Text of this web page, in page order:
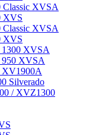
Classic XVSA
XVS
Classic XVSA
XVS
1300 XVSA
950 XVSA
XV1900A
Silverado
/ XVZ1300